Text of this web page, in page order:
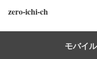
zero-ichi-ch
モバイ